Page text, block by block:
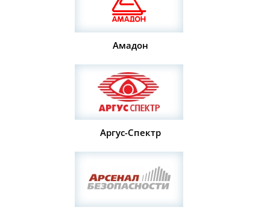
Амадон
Аргус-Спектр